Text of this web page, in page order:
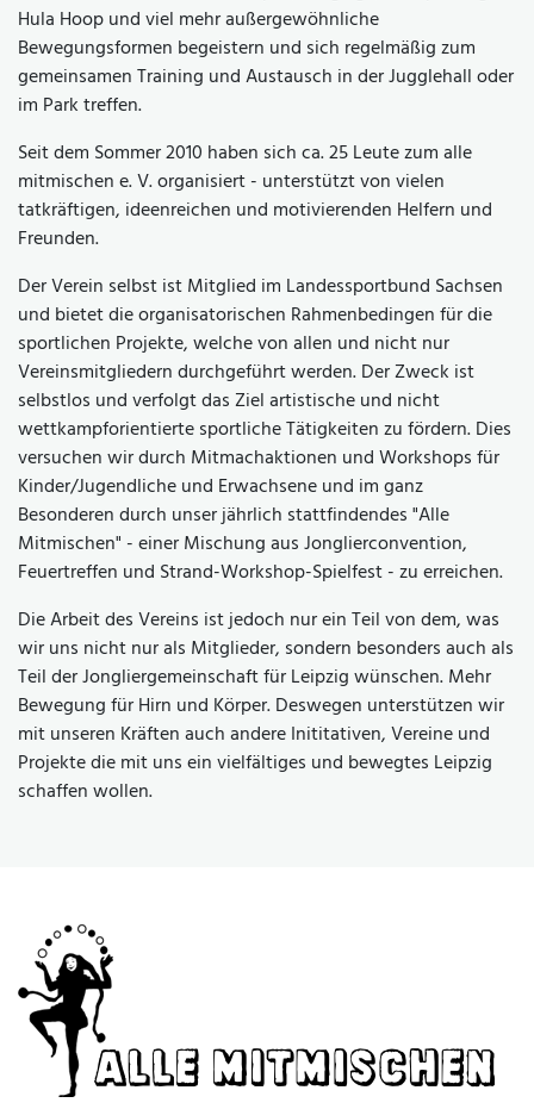
Hula Hoop und viel mehr außergewöhnliche
Bewegungsformen begeistern und sich regelmäßig zum
gemeinsamen Training und Austausch in der Jugglehall oder
im Park treffen.
Seit dem Sommer 2010 haben sich ca. 25 Leute zum alle
mitmischen e. V. organisiert - unterstützt von vielen
tatkräftigen, ideenreichen und motivierenden Helfern und
Freunden.
Der Verein selbst ist Mitglied im Landessportbund Sachsen
und bietet die organisatorischen Rahmenbedingen für die
sportlichen Projekte, welche von allen und nicht nur
Vereinsmitgliedern durchgeführt werden. Der Zweck ist
selbstlos und verfolgt das Ziel artistische und nicht
wettkampforientierte sportliche Tätigkeiten zu fördern. Dies
versuchen wir durch Mitmachaktionen und Workshops für
Kinder/Jugendliche und Erwachsene und im ganz
Besonderen durch unser jährlich stattfindendes "Alle
Mitmischen" - einer Mischung aus Jonglierconvention,
Feuertreffen und Strand-Workshop-Spielfest - zu erreichen.
Die Arbeit des Vereins ist jedoch nur ein Teil von dem, was
wir uns nicht nur als Mitglieder, sondern besonders auch als
Teil der Jongliergemeinschaft für Leipzig wünschen. Mehr
Bewegung für Hirn und Körper. Deswegen unterstützen wir
mit unseren Kräften auch andere Inititativen, Vereine und
Projekte die mit uns ein vielfältiges und bewegtes Leipzig
schaffen wollen.